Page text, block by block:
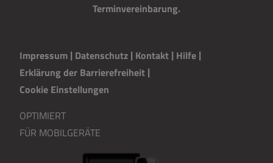
Terminvereinbarung.
Impressum | Datenschutz | Kontakt | Hilfe |
Erklärung der Barrierefreiheit |
Cookie Einstellungen
OPTIMIERT
FÜR MOBILGERÄTE